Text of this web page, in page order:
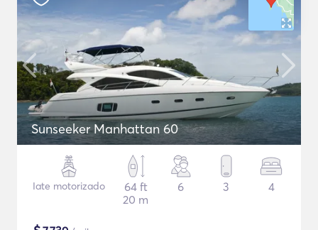
Sunseeker Manhattan 60
Iate motorizado
64 ft
20 m
6 3 4